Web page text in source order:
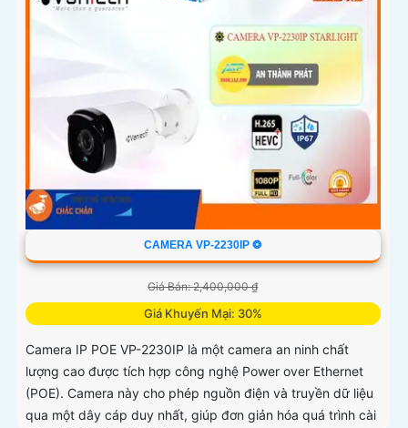
CAMERA VP-2230IP ❂
Giá Bán: 2,400,000 ₫
Giá Khuyến Mại: 30%
Camera IP POE VP-2230IP là một camera an ninh chất
lượng cao được tích hợp công nghệ Power over Ethernet
(POE). Camera này cho phép nguồn điện và truyền dữ liệu
qua một dây cáp duy nhất, giúp đơn giản hóa quá trình cài